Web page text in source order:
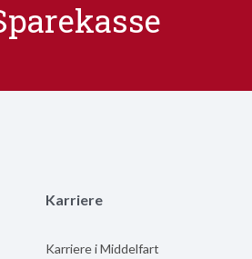
Karriere
Karriere i Middelfart